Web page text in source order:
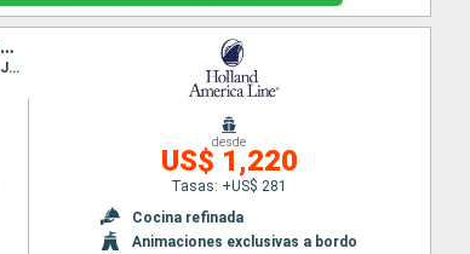
SAN MARTÍN, DOMINICA, ANTIGUA Y BARBUDA, PUERTO RICO, BAHAMAS, ESTADOS UNIDOS
Itinerario : Fort Lauderdale, Saint Martin (Antilles Néerlandaises), Antigua, Roseau, Martinica, St Kitts, San Juan, Half Moon Cay, Fort Lauderdale
desde
US$ 1,220
Tasas: +US$ 281
Cocina refinada
Animaciones exclusivas a bordo